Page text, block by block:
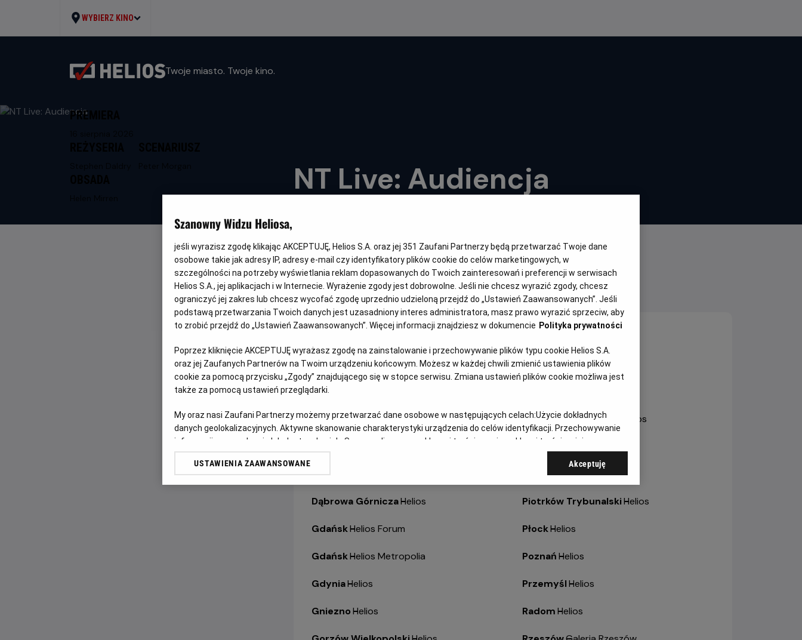
WYBIERZ KINO
Twoje miasto. Twoje kino.
NT Live: Audiencja
PREMIERA
NAPISY WKRÓTCE
WYBIERZ SWOJE KINO ABY ZOBACZYĆ GODZINY SEANSÓW
Białystok-
Helios Alfa
Białystok
Białystok-
Helios Jurowiecka
Bydgoszcz
Dąbrowa Górnicza-
Helios
Gdańsk-
Helios Forum
Gdańsk-
Helios Metropolia
Gdynia-
Helios
Gniezno-
Helios
Opole-Helios Karolinka
Ostrów Wielkopolski Helios
Helios
Piotrków Trybunalski-
Helios
Płock-
Helios
Poznań-
Helios
Przemyśl-
Helios
Radom-
Helios
Szanowny Widzu Heliosa,
jeśli wyrazisz zgodę klikając AKCEPTUJĘ, Helios S.A. oraz jej 351 Zaufani Partnerzy będą przetwarzać Twoje dane
osobowe takie jak adresy IP, adresy e-mail czy identyfikatory plików cookie do celów marketingowych, w
szczególności na potrzeby wyświetlania reklam dopasowanych do Twoich zainteresowań i preferencji w serwisach
Helios S.A., jej aplikacjach i w Internecie. Wyrażenie zgody jest dobrowolne. Jeśli nie chcesz wyrazić zgody, chcesz
ograniczyć jej zakres lub chcesz wycofać zgodę uprzednio udzieloną przejdź do „Ustawień Zaawansowanych”. Jeśli
podstawą przetwarzania Twoich danych jest uzasadniony interes administratora, masz prawo wyrazić sprzeciw, aby
to zrobić przejdź do „Ustawień Zaawansowanych”. Więcej informacji znajdziesz w dokumencie Polityka prywatności
Poprzez kliknięcie AKCEPTUJĘ wyrażasz zgodę na zainstalowanie i przechowywanie plików typu cookie Helios S.A.
oraz jej Zaufanych Partnerów na Twoim urządzeniu końcowym. Możesz w każdej chwili zmienić ustawienia plików
cookie za pomocą przycisku „Zgody” znajdującego się w stopce serwisu. Zmiana ustawień plików cookie możliwa jest
także za pomocą ustawień przeglądarki.
My oraz nasi Zaufani Partnerzy możemy przetwarzać dane osobowe w następujących celach:Użycie dokładnych
danych geolokalizacyjnych. Aktywne skanowanie charakterystyki urządzenia do celów identyfikacji. Przechowywanie
informacji na urządzeniu lub dostęp do nich. Spersonalizowane reklamy i treści, pomiar reklam i treści, opinie
odbiorców i ulepszanie usług.
USTAWIENIA ZAAWANSOWANE Akceptuję